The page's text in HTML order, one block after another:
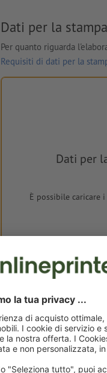
Dati per la stampa
Per quanto riguarda
Requisiti di dati per la
Dati per
È possibile caricare
Consegna all' incirca:
mar 18 ago - mer 19 ago
Peso: ca.1.25 kg